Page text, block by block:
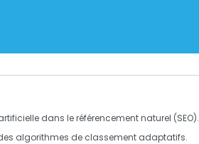
dans leréférencement naturel (SEO).
algorithmes de classement adaptatifs.